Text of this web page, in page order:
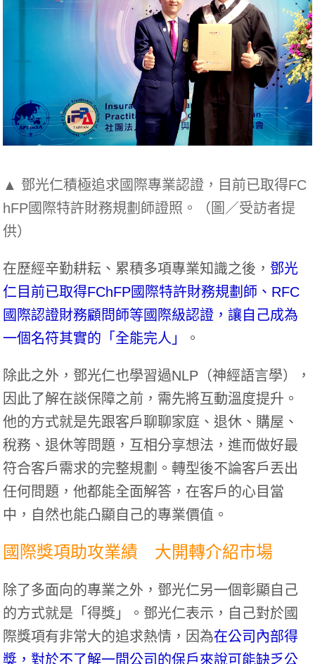
▲ 鄧光仁積極追求國際專業認證，目前已取得FC
hFP國際特許財務規劃師證照。（圖／受訪者提
供）
在歷經辛勤耕耘、累積多項專業知識之後， 鄧光
仁目前已取得FChFP國際特許財務規劃師、RFC
國際認證財務顧問師等國際級認證，讓自己成為
一個名符其實的「全能完人」
。
除此之外，鄧光仁也學習過NLP（神經語言學），
因此了解在談保障之前，需先將互動溫度提升。
他的方式就是先跟客戶聊聊家庭、退休、購屋、
稅務、退休等問題，互相分享想法，進而做好最
符合客戶需求的完整規劃。轉型後不論客戶丟出
任何問題，他都能全面解答，在客戶的心目當
中，自然也能凸顯自己的專業價值。
國際獎項助攻業績 大開轉介紹市場
除了多面向的專業之外，鄧光仁另一個彰顯自己
的方式就是「得獎」。鄧光仁表示，自己對於國
際獎項有非常大的追求熱情，因為在公司內部得
獎，對於不了解一間公司的保戶來說可能缺乏公